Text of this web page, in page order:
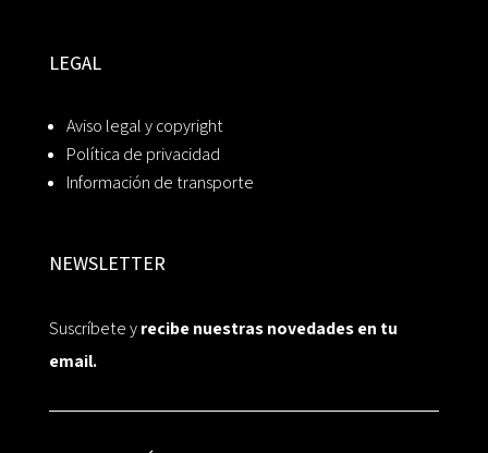
LEGAL
Aviso legal y copyright
Política de privacidad
Información de transporte
NEWSLETTER
Suscríbete yrecibe nuestras novedades en tu
email.